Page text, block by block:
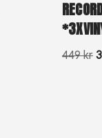
449kr